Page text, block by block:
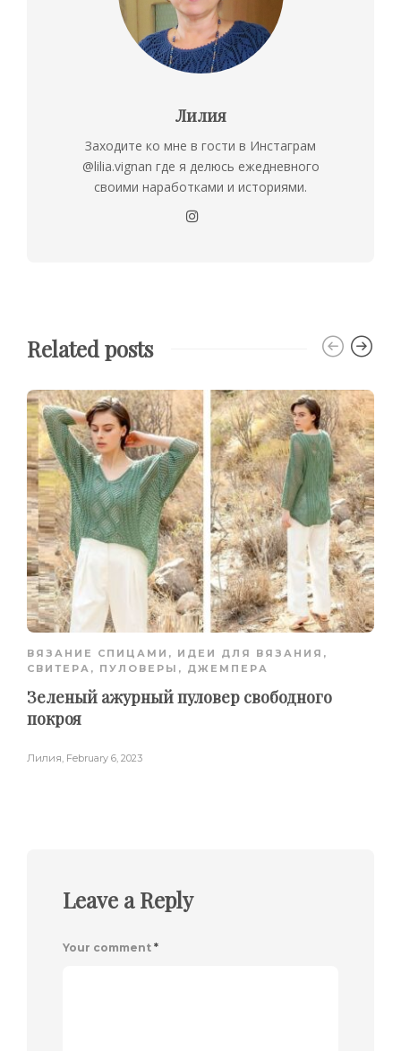
Лилия
Заходите ко мне в гости в Инстаграм
@lilia.vignan где я делюсь ежедневного
своими наработками и историями.
Related posts
ВЯЗАНИЕ СПИЦАМИ , ИДЕИ ДЛЯ ВЯЗАНИЯ ,
СВИТЕРА, ПУЛОВЕРЫ, ДЖЕМПЕРА
Зеленый ажурный пуловер свободного
покроя
Лилия, February 6, 2023
Leave a Reply
Your comment *